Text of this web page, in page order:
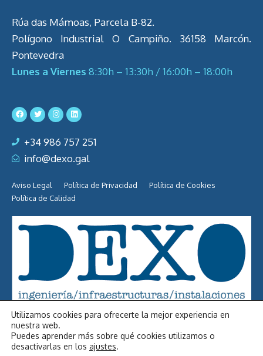
Rúa das Mámoas, Parcela B-82.
Polígono Industrial O Campiño. 36158 Marcón.
Pontevedra
Lunes a Viernes 8:30h – 13:30h / 16:00h – 18:00h
+34 986 757 251
info@dexo.gal
Aviso Legal Política de Privacidad
Política de Cookies
Política de Calidad
Nosotros Áreas de negocio
Utilizamos cookies para ofrecerte la mejor experiencia en
nuestra web.
Puedes aprender más sobre qué cookies utilizamos o
desactivarlas en los ajustes.